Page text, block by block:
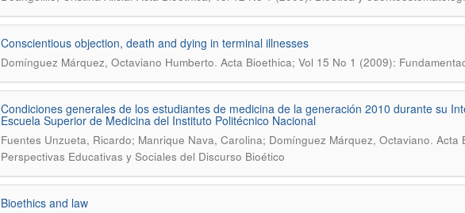
Conscientious objection, death and dying in terminal illnesses
Domínguez Márquez, Octaviano Humberto. Acta Bioethica; Vol 15 No 1 (2009):
Condiciones generales de los estudiantes de medicina de la generación 2010 durante su
Escuela Superior de Medicina del Instituto Politécnico Nacional
Fuentes Unzueta, Ricardo; Manrique Nava, Carolina; Domínguez Márquez, Octaviano. Acta
Perspectivas Educativas y Sociales del Discurso Bioético
Bioethics and law